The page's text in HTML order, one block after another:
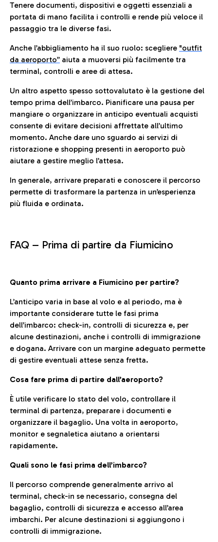
Tenere documenti, dispositivi e oggetti essenziali a
portata di mano facilita i controlli e rende più veloce il
passaggio tra le diverse fasi.
Anche l’abbigliamento ha il suo ruolo: scegliere "outfit
da aeroporto” aiuta a muoversi più facilmente tra
terminal, controlli e aree di attesa.
Un altro aspetto spesso sottovalutato è la gestione del
tempo prima dell’imbarco. Pianificare una pausa per
mangiare o organizzare in anticipo eventuali acquisti
consente di evitare decisioni affrettate all’ultimo
momento. Anche dare uno sguardo ai servizi di
ristorazione e shopping presenti in aeroporto può
aiutare a gestire meglio l’attesa.
In generale, arrivare preparati e conoscere il percorso
permette di trasformare la partenza in un’esperienza
più fluida e ordinata.
FAQ – Prima di partire da Fiumicino
Quanto prima arrivare a Fiumicino per partire?
L’anticipo varia in base al volo e al periodo, ma è
importante considerare tutte le fasi prima
dell’imbarco: check-in, controlli di sicurezza e, per
alcune destinazioni, anche i controlli di immigrazione
e dogana. Arrivare con un margine adeguato permette
di gestire eventuali attese senza fretta.
Cosa fare prima di partire dall’aeroporto?
È utile verificare lo stato del volo, controllare il
terminal di partenza, preparare i documenti e
organizzare il bagaglio. Una volta in aeroporto,
monitor e segnaletica aiutano a orientarsi
rapidamente.
Quali sono le fasi prima dell’imbarco?
Il percorso comprende generalmente arrivo al
terminal, check-in se necessario, consegna del
bagaglio, controlli di sicurezza e accesso all’area
imbarchi. Per alcune destinazioni si aggiungono i
controlli di immigrazione.